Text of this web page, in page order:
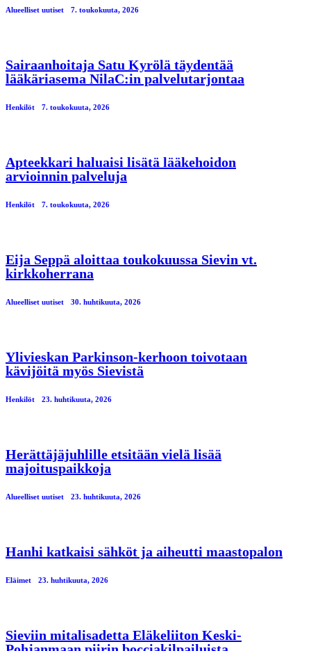
Alueelliset uutiset 7. toukokuuta, 2026
Sairaanhoitaja Satu Kyrölä täydentää
lääkäriasema NilaC:in palvelutarjontaa
Henkilöt 7. toukokuuta, 2026
Apteekkari haluaisi lisätä lääkehoidon
arvioinnin palveluja
Henkilöt 7. toukokuuta, 2026
Eija Seppä aloittaa toukokuussa Sievin vt.
kirkkoherrana
Alueelliset uutiset 30. huhtikuuta, 2026
Ylivieskan Parkinson-kerhoon toivotaan
kävijöitä myös Sievistä
Henkilöt 23. huhtikuuta, 2026
Herättäjäjuhlille etsitään vielä lisää
majoituspaikkoja
Alueelliset uutiset 23. huhtikuuta, 2026
Hanhi katkaisi sähköt ja aiheutti maastopalon
Eläimet 23. huhtikuuta, 2026
Sieviin mitalisadetta Eläkeliiton Keski-